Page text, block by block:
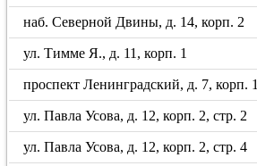
наб. Северной Двины, д. 14, корп. 2
ул. Тимме Я., д. 11, корп. 1
проспект Ленинградский, д. 7, корп. 1
ул. Павла Усова, д. 12, корп. 2, стр. 2
ул. Павла Усова, д. 12, корп. 2, стр. 4